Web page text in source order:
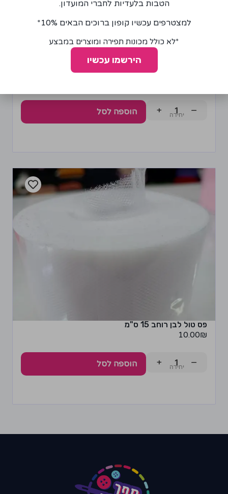
פס טול לילך רוחב 15 ס"מ
−
+ הוספה לסל
פס טול לבן רוחב 15 ס"מ
10.00₪
−
+ הוספה לסל
הטבות בלעדיות לחברי המועדון.
למצטרפים עכשיו קופון ברוכים הבאים 10%*
*לא כולל מכונות תפירה ומוצרים במבצע
הירשמו עכשיו